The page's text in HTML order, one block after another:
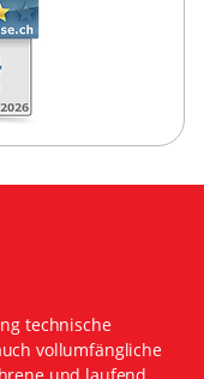
technische
vollumfängliche
und laufend